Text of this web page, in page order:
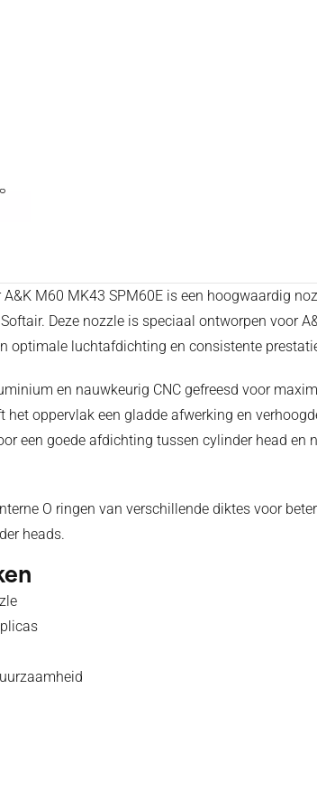
M60 MK43 SPM60E is een hoogwaardig
Deze nozzle is speciaal ontworpen voor
optimale luchtafdichting en consistente
en nauwkeurig CNC gefreesd voor
het oppervlak een gladde afwerking en
een goede afdichting tussen cylinder head en
O ringen van verschillende diktes voor
heads.